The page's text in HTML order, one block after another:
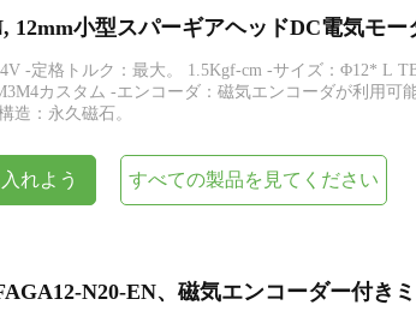
12mm小型スパーギアヘッドDC電気モー
-定格トルク：最大。 1.5Kgf-cm -サイズ：Φ12* L
カスタム -エンコーダ：磁気エンコーダが利用可
造：永久磁石。
れよう すべての製品を見てください